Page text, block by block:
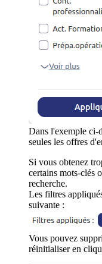
Dans l'exemple ci-
seules les offres
Si vous obtenez
certains mots-clés
recherche.
Les filtres
suivante :
Vous pouvez
réinitialiser en